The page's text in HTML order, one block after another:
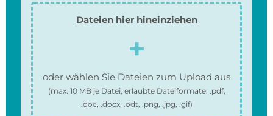
Dateien hier hineinziehen
oder wählen Sie Dateien zum Upload aus
(max. 10 MBje Datei, erlaubte Dateiformate: .pdf,
.doc, .docx, .odt, .png, .jpg, .gif)